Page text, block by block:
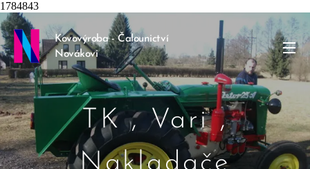
1784843
Kovovýroba - Čalounictví
Novákovi
TK , Vari ,
Nakladače